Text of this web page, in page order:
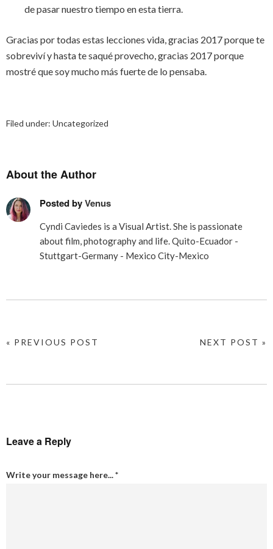
de pasar nuestro tiempo en esta tierra.
Gracias por todas estas lecciones vida, gracias 2017 porque te
sobreviví y hasta te saqué provecho, gracias 2017 porque
mostré que soy mucho más fuerte de lo pensaba.
Filed under: Uncategorized
About the Author
Posted byVenus
Cyndi Caviedes is a Visual Artist. She is passionate
about film, photography and life. Quito-Ecuador -
Stuttgart-Germany - Mexico City-Mexico
NEXT POST »
« PREVIOUS POST
Leave a Reply
Write your message here...*